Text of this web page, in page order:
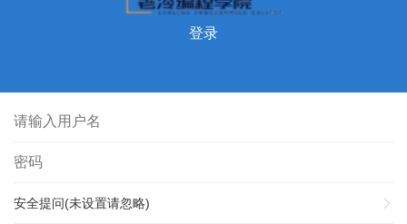
登录
安全提问(未设置请忽略)